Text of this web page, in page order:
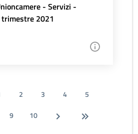
- Servizi -
2021
2 3 4
5
9 10